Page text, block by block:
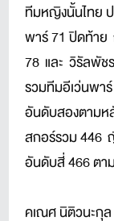
ทีมหญิงนั้นไทย
พาร์ 71 ปิดท้าย
78 และ วิรัลพัช
รวมทีมอีเว่นพา
อันดับสองตาม
สกอร์รวม 446
อันดับสี่ 466 ตา
คเณศ นิติวนะกุ